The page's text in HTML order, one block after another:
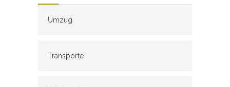
Umzug
Transporte